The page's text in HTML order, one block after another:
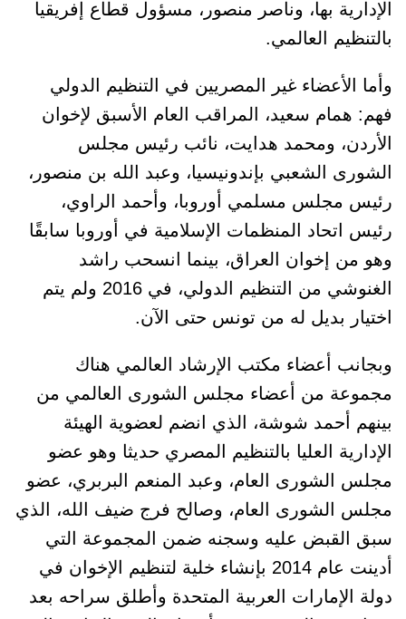
الإدارية بها، وناصر منصور، مسؤول قطاع إفريقيا
بالتنظيم العالمي.
وأما الأعضاء غير المصريين في التنظيم الدولي
فهم: همام سعيد، المراقب العام الأسبق لإخوان
الأردن، ومحمد هدايت، نائب رئيس مجلس
الشورى الشعبي بإندونيسيا، وعبد الله بن منصور،
رئيس مجلس مسلمي أوروبا، وأحمد الراوي،
رئيس اتحاد المنظمات الإسلامية في أوروبا سابقًا
وهو من إخوان العراق، بينما انسحب راشد
الغنوشي من التنظيم الدولي، في 2016 ولم يتم
اختيار بديل له من تونس حتى الآن.
وبجانب أعضاء مكتب الإرشاد العالمي هناك
مجموعة من أعضاء مجلس الشورى العالمي من
بينهم أحمد شوشة، الذي انضم لعضوية الهيئة
الإدارية العليا بالتنظيم المصري حديثا وهو عضو
مجلس الشورى العام، وعبد المنعم البربري، عضو
مجلس الشورى العام، وصالح فرج ضيف الله، الذي
سبق القبض عليه وسجنه ضمن المجموعة التي
أدينت عام 2014 بإنشاء خلية لتنظيم الإخوان في
دولة الإمارات العربية المتحدة وأطلق سراحه بعد